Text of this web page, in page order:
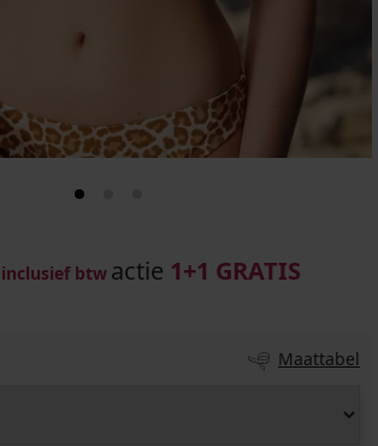
inclusief btw actie 1+1 GRATIS
Maattabel